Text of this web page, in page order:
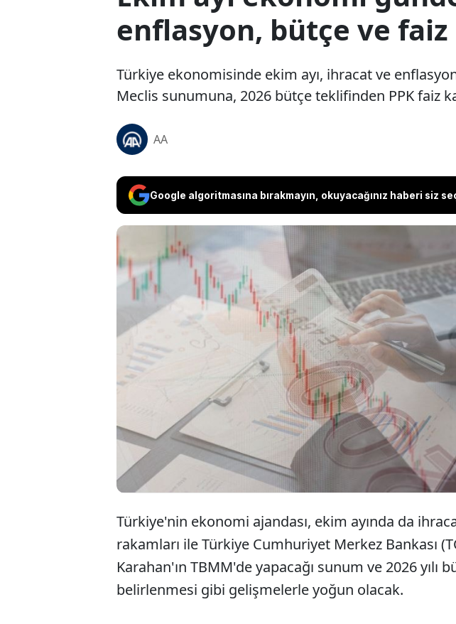
enflasyon, bütçe ve faiz
Türkiye ekonomisinde ekim ayı, ihracat ve
Meclis sunumuna, 2026 bütçe teklifinden PPK faiz
AA
Google algoritmasına bırakmayın, okuyacağınız haberi siz
Türkiye ekonomisinde ekim ayı,
rakamlarından Merkez Bankası
Meclis sunumuna, 2026 bütçe
kadar kritik gelişmelere sahne
Türkiye'nin ekonomi ajandası, ekim ayında da
rakamları ile Türkiye Cumhuriyet Merkez Bankası
Karahan'ın TBMM'de yapacağı sunum ve 2026 yılı
belirlenmesi gibi gelişmelerle yoğun olacak.